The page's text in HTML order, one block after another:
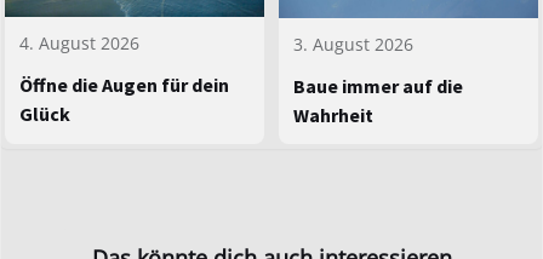
4. August 2026
Öffne die Augen für dein
Glück
3. August 2026
Baue immer auf die
Wahrheit